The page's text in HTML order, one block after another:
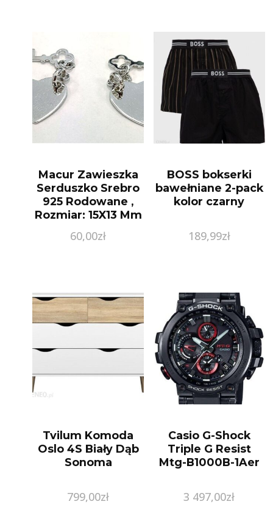
Macur Zawieszka
Serduszko Srebro
925 Rodowane ,
Rozmiar: 15X13 Mm
(MP042SR)
60,00zł
BOSS bokserki
bawełniane 2-pack
kolor czarny
189,99zł
Tvilum Komoda
Oslo 4S Biały Dąb
Sonoma
799,00zł
Casio G-Shock
Triple G Resist
Mtg-B1000B-1Aer
3 497,00zł